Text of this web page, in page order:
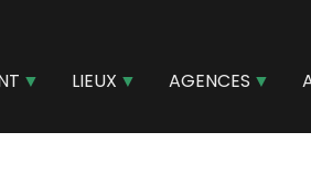
LIEUX AGENCES